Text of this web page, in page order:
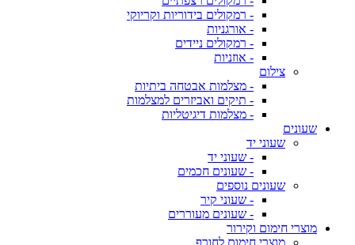
- רמקולים בידוריות וקריוקי
- אורגניות
- רמקולים ניידים
- אוזניות
צילום
- מצלמות אבטחה ביתיות
- תיקים ואביזרים למצלמות
- מצלמות דיגיטליות
שעונים
שעוני יד
- שעוני יד
- שעונים חכמים
שעונים נוספים
- שעוני קיר
- שעונים מעוררים
מוצרי חימום וקירור
מוצרי חימום לחורף